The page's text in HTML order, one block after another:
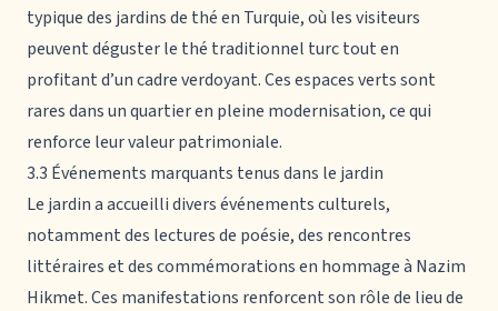
typique des jardins de thé en Turquie, où les visiteurs
peuvent déguster le thé traditionnel turc tout en
profitant d’un cadre verdoyant. Ces espaces verts sont
rares dans un quartier en pleine modernisation, ce qui
renforce leur valeur patrimoniale.
3.3 Événements marquants tenus dans le jardin
Le jardin a accueilli divers événements culturels,
notamment des lectures de poésie, des rencontres
littéraires et des commémorations en hommage à Nazim
Hikmet. Ces manifestations renforcent son rôle de lieu de